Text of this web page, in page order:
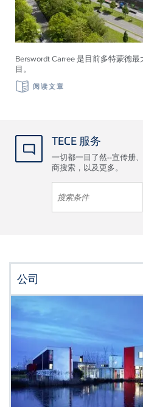
Berswordt Carree 是目前多特蒙德
目。
阅读文章
TECE 服务
一切都一目了然--宣传册
商搜索，以及更多。
公司